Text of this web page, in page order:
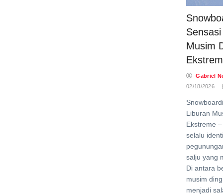
Musim
Ekstrem
Gabriel
02/18/2026
Liburan
Ekstreme
selalu
salju yang
Di antara
musim
menjadi